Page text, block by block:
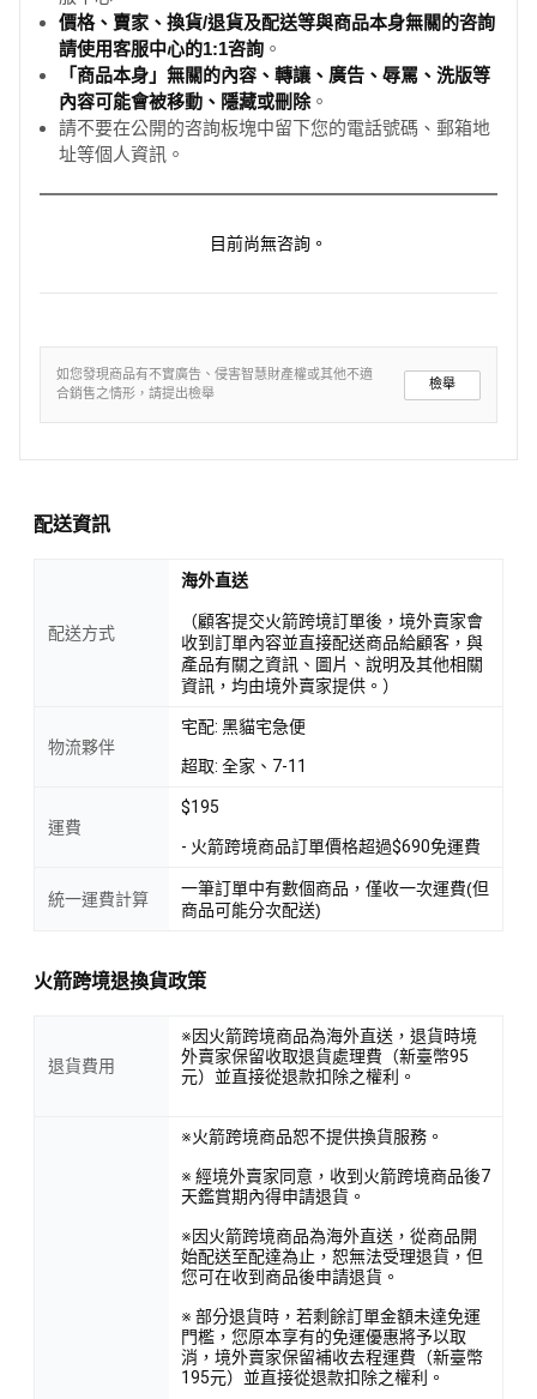
價格、賣家、換貨/退貨及配送等與商品本身無關的咨詢
請使用客服中心的1:1咨詢 。
「商品本身」無關的內容、轉讓、廣告、辱罵、洗版等
內容可能會被移動、隱藏或刪除。
請不要在公開的咨詢板塊中留下您的電話號碼、郵箱地
址等個人資訊。
目前尚無咨詢。
如您發現商品有不實廣告、侵害智慧財產權或其他不適
合銷售之情形，請提出檢舉
檢舉
配送資訊
配送方式
海外直送
（顧客提交火箭跨境訂單後，境外賣家會
收到訂單內容並直接配送商品給顧客，與
產品有關之資訊、圖片、說明及其他相關
資訊，均由境外賣家提供。）
物流夥伴
宅配: 黑貓宅急便
超取: 全家、7-11
運費
$195
- 火箭跨境商品訂單價格超過$690免運費
統一運費計算
一筆訂單中有數個商品，僅收一次運費(但
商品可能分次配送)
火箭跨境退換貨政策
退貨費用
※因火箭跨境商品為海外直送，退貨時境
外賣家保留收取退貨處理費（新臺幣95
元）並直接從退款扣除之權利。
※火箭跨境商品恕不提供換貨服務。
※ 經境外賣家同意，收到火箭跨境商品後7
天鑑賞期內得申請退貨。
※因火箭跨境商品為海外直送，從商品開
始配送至配達為止，恕無法受理退貨，但
您可在收到商品後申請退貨。
※ 部分退貨時，若剩餘訂單金額未達免運
門檻，您原本享有的免運優惠將予以取
消，境外賣家保留補收去程運費（新臺幣
195元）並直接從退款扣除之權利。